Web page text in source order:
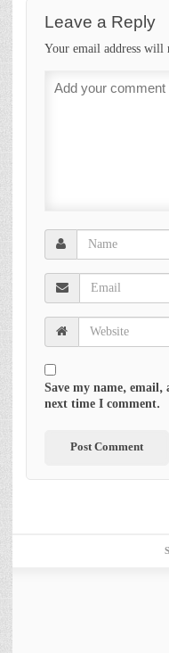
Leave a Reply
Your email address will
Save my name,
next time I comment.